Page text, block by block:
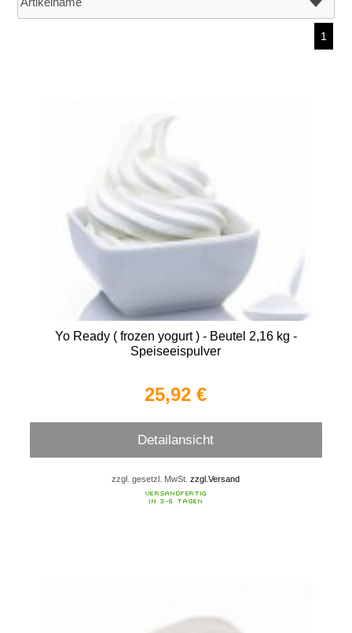
1
Yo Ready ( frozen yogurt ) - Beutel 2,16 kg -
Speiseeispulver
25,92 €
Detailansicht
zzgl. gesetzl. MwSt.zzgl.Versand